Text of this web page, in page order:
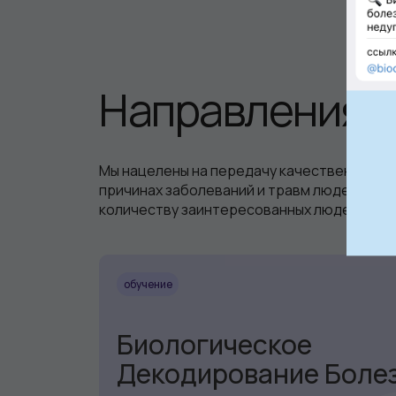
Направления
Мы нацелены на передачу качественных
причинах заболеваний и травм людей как
количеству заинтересованных людей.
Биологическое
Декодирование
обучение